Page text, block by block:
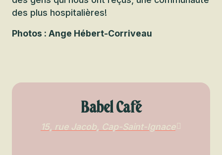
des plus hospitalières!
Photos : Ange Hébert-Corriveau
Babel Café
15, rue Jacob, Cap-Saint-Ignace